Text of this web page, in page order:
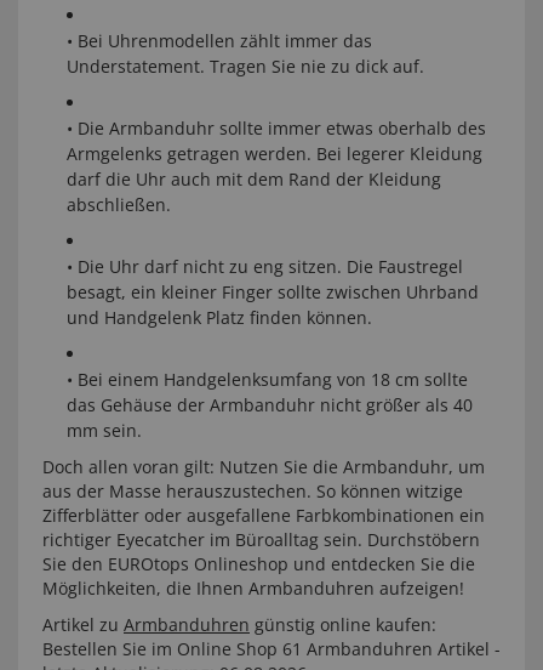
• Bei Uhrenmodellen zählt immer das
Understatement. Tragen Sie nie zu dick auf.
• Die Armbanduhr sollte immer etwas oberhalb des
Armgelenks getragen werden. Bei legerer Kleidung
darf die Uhr auch mit dem Rand der Kleidung
abschließen.
• Die Uhr darf nicht zu eng sitzen. Die Faustregel
besagt, ein kleiner Finger sollte zwischen Uhrband
und Handgelenk Platz finden können.
• Bei einem Handgelenksumfang von 18 cm sollte
das Gehäuse der Armbanduhr nicht größer als 40
mm sein.
Doch allen voran gilt: Nutzen Sie die Armbanduhr, um
aus der Masse herauszustechen. So können witzige
Zifferblätter oder ausgefallene Farbkombinationen ein
richtiger Eyecatcher im Büroalltag sein. Durchstöbern
Sie den EUROtops Onlineshop und entdecken Sie die
Möglichkeiten, die Ihnen Armbanduhren aufzeigen!
Artikel zu Armbanduhren günstig online kaufen:
Bestellen Sie im Online Shop 61 Armbanduhren Artikel -